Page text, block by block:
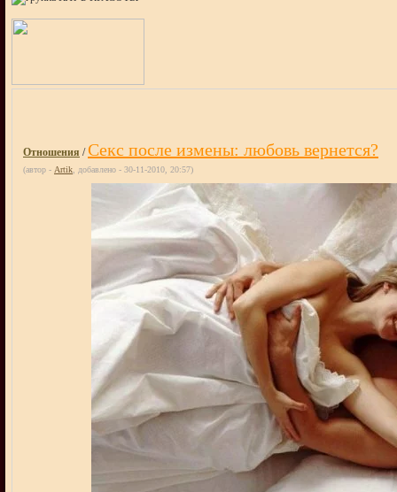
Отношения /Секс после измены: любовь вернется?
(автор - Artik , добавлено - 30-11-2010, 20:57)